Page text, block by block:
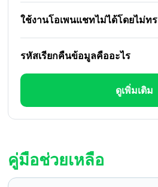
ใช้งานโอเพนแชทไม่ได้โดยไม่ท
รหัสเรียกคืนข้อมูลคืออะไร
ดูเพิ่มเติม
คู่มือช่วยเหลือ